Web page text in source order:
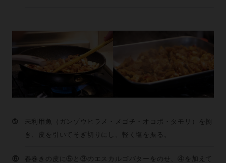
➄
未利用魚（ガンゾウヒラメ・メゴチ・オコボ・タモリ）を捌
き、皮を引いてそぎ切りにし、軽く塩を振る。
⑥
春巻きの皮に⑤と③のエスカルゴバターをのせ、④を加えて